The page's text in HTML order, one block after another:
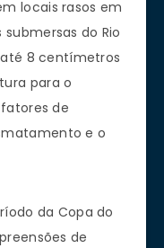
locais rasos em
do Rio
8 centímetros
para o
de
e o
da Copa do
de